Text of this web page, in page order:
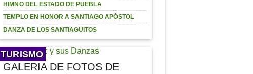
HIMNO DEL ESTADO DE PUEBLA
TEMPLO EN HONOR A SANTIAGO APÓSTOL
DANZA DE LOS SANTIAGUITOS
TURISMO
GALERIA DE FOTOS DE